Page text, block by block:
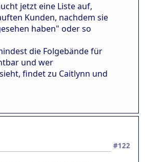
jetzt eine Liste auf,
Kunden, nachdem sie
haben" oder so
die Folgebände für
und wer
findet zu Caitlynn und
#122